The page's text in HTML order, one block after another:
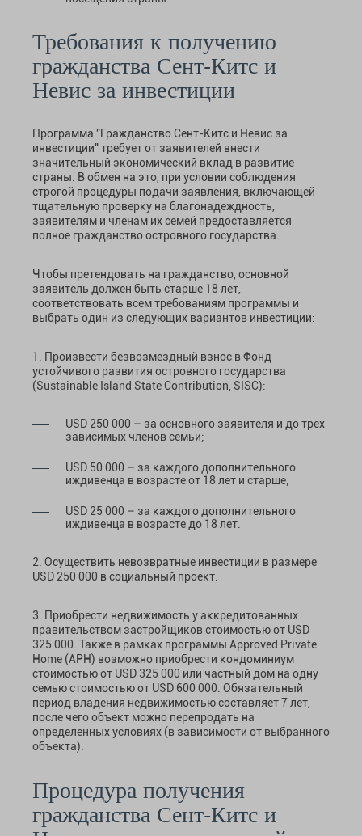
Требования к получению
гражданства Сент-Китс и
Невис за инвестиции
Программа "Гражданство Сент-Китс и Невис за
инвестиции" требует от заявителей внести
значительный экономический вклад в развитие
страны. В обмен на это, при условии соблюдения
строгой процедуры подачи заявления, включающей
тщательную проверку на благонадеждность,
заявителям и членам их семей предоставляется
полное гражданство островного государства.
Чтобы претендовать на гражданство, основной
заявитель должен быть старше 18 лет,
соответствовать всем требованиям программы и
выбрать один из следующих вариантов инвестиции:
1. Произвести безвозмездный взнос в Фонд
устойчивого развития островного государства
(Sustainable Island State Contribution, SISC):
USD 250 000 – за основного заявителя и до трех
зависимых членов семьи;
USD 50 000 – за каждого дополнительного
иждивенца в возрасте от 18 лет и старше;
USD 25 000 – за каждого дополнительного
иждивенца в возрасте до 18 лет.
2. Осуществить невозвратные инвестиции в размере
USD 250 000 в социальный проект.
3. Приобрести недвижимость у аккредитованных
правительством застройщиков стоимостью от USD
325 000. Также в рамках программы Approved Private
Home (APH) возможно приобрести кондоминиум
стоимостью от USD 325 000 или частный дом на одну
семью стоимостью от USD 600 000. Обязательный
период владения недвижимостью составляет 7 лет,
после чего объект можно перепродать на
определенных условиях (в зависимости от выбранного
объекта).
Процедура получения
гражданства Сент-Китс и